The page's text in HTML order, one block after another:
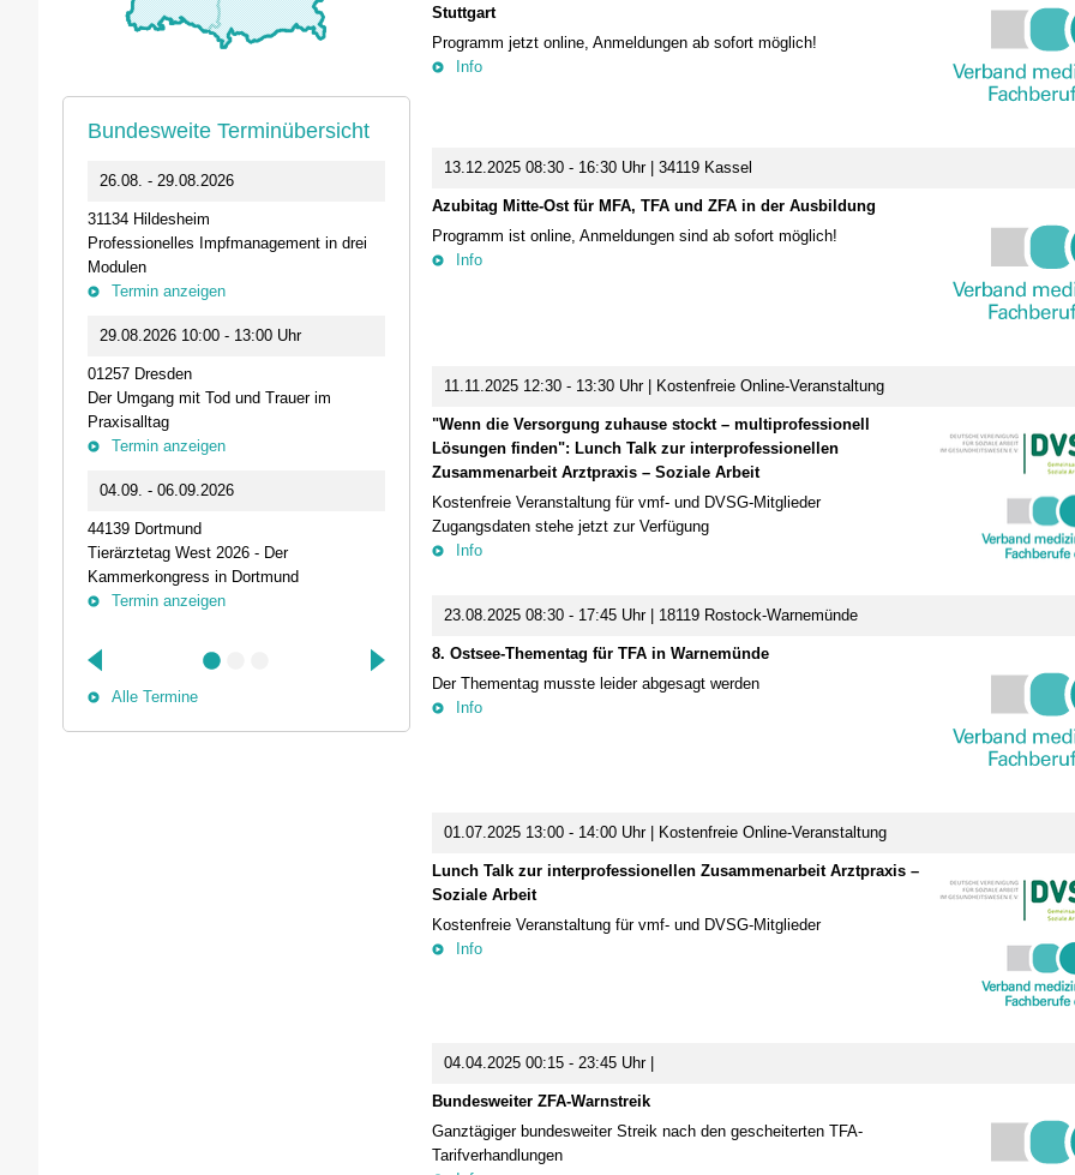
Stuttgart
Programm jetzt online, Anmeldungen ab sofort möglich!
Info
13.12.2025 08:30 - 16:30 Uhr | 34119 Kassel
Azubitag Mitte-Ost für MFA, TFA und ZFA in der Ausbildung
Programm ist online, Anmeldungen sind ab sofort möglich!
Info
11.11.2025 12:30 - 13:30 Uhr | Kostenfreie Online-Veranstaltung
"Wenn die Versorgung zuhause stockt – multiprofessionell
Lösungen finden": Lunch Talk zur interprofessionellen
Zusammenarbeit Arztpraxis – Soziale Arbeit
Kostenfreie Veranstaltung für vmf- und DVSG-Mitglieder
Zugangsdaten stehe jetzt zur Verfügung
Info
23.08.2025 08:30 - 17:45 Uhr | 18119 Rostock-Warnemünde
8. Ostsee-Thementag für TFA in Warnemünde
Der Thementag musste leider abgesagt werden
Info
01.07.2025 13:00 - 14:00 Uhr | Kostenfreie Online-Veranstaltung
Lunch Talk zur interprofessionellen Zusammenarbeit Arztpraxis –
Soziale Arbeit
Kostenfreie Veranstaltung für vmf- und DVSG-Mitglieder
Info
04.04.2025 00:15 - 23:45 Uhr |
Bundesweiter ZFA-Warnstreik
Ganztägiger bundesweiter Streik nach den gescheiterten TFA-
Tarifverhandlungen
Bundesweite Terminübersicht
26.08. - 29.08.2026
31134 Hildesheim
Professionelles Impfmanagement in drei
Modulen
Termin anzeigen
29.08.2026 10:00 - 13:00 Uhr
01257 Dresden
Der Umgang mit Tod und Trauer im
Praxisalltag
Termin anzeigen
04.09. - 06.09.2026
44139 Dortmund
Tierärztetag West 2026 - Der
Kammerkongress in Dortmund
Termin anzeigen
46562 Voerde
Stammtisch der Bezirksstelle Kleve/Wesel
Termin anzeigen
Fehler passieren – Umgang mit Fehlern
und die Bedeutung von CIRS-NRW
Termin anzeigen
74405 Gaildorf
Kleine Pausen – Große Wirkung
Termin anzeigen
Uhr
70629 Stuttgart
infotage FACHDENTAL Stuttgart
DVG-Vet-Congress 2026
Termin anzeigen
Alle Termine